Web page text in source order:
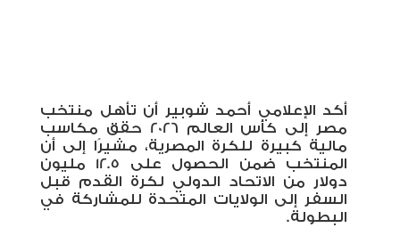
أكد الإعلامي أحمد شوبير أن تأهل منتخب
مصر إلى كأس العالم 2026 حقق مكاسب
مالية كبيرة للكرة المصرية، مشيرًا إلى أن
المنتخب ضمن الحصول على 12.5 مليون
دولار من الاتحاد الدولي لكرة القدم قبل
السفر إلى الولايات المتحدة للمشاركة في
البطولة.